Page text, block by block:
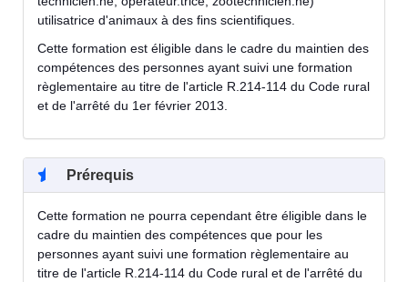
utilisatrice d'animaux à des fins scientifiques.
Cette formation est éligible dans le cadre du maintien des
compétences des personnes ayant suivi une formation
règlementaire au titre de l'article R.214-114 du Code rural
et de l'arrêté du 1er février 2013.
Prérequis
Cette formation ne pourra cependant être éligible dans le
cadre du maintien des compétences que pour les
personnes ayant suivi une formation règlementaire au
titre de l'article R.214-114 du Code rural et de l'arrêté du